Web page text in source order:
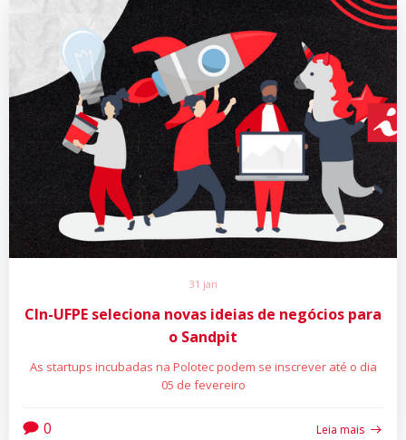
31 jan
CIn-UFPE seleciona novas ideias de negócios para
o Sandpit
As startups incubadas na Polotec podem se inscrever até o dia
05 de fevereiro
0 Leia mais